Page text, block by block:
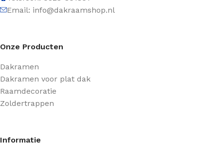
Email: info@dakraamshop.nl
Onze Producten
Dakramen
Dakramen voor plat dak
Raamdecoratie
Zoldertrappen
Informatie